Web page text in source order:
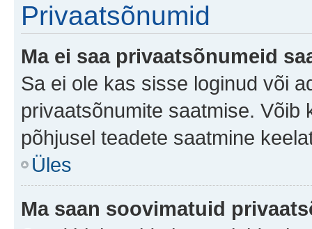
Privaatsõnumid
Ma ei saa privaatsõnumeid
Sa ei ole kas sisse loginud või
privaatsõnumite saatmise. Võib
põhjusel teadete saatmine
Üles
Ma saan soovimatuid